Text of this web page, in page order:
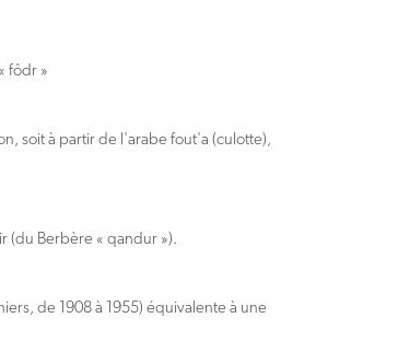
fôdr »
soit à partir de l'arabe fout'a (culotte),
(du Berbère « qandur »).
de 1908 à 1955) équivalente à une